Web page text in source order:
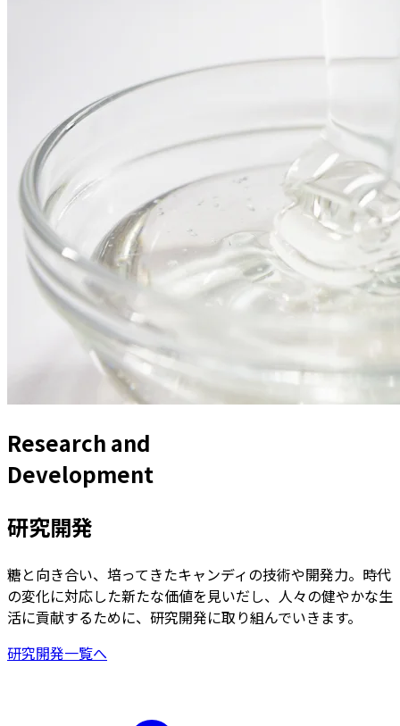
Research and
Development
研究開発
糖と向き合い、培ってきたキャンディの技術や開発力。時代
の変化に対応した新たな価値を見いだし、人々の健やかな生
活に貢献するために、研究開発に取り組んでいきます。
研究開発一覧へ